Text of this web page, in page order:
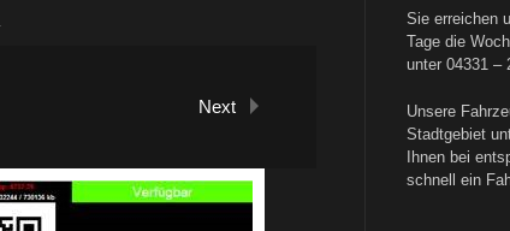
Next
Sie erreichen
Tage die
unter 04331 –
Unsere
Stadtgebiet
Ihnen bei
schnell ein